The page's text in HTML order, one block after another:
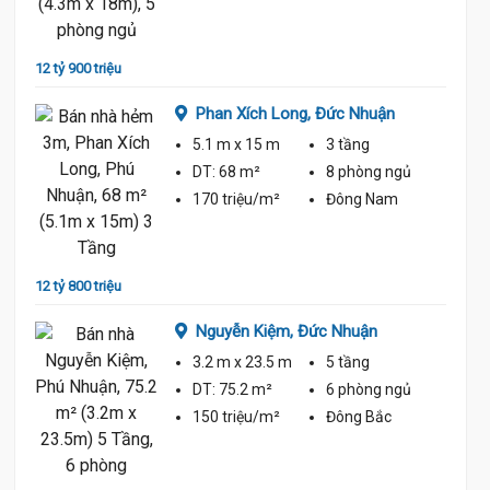
12.8 Tỷ
12 tỷ 900 triệu
12 tỷ 800 triệu
Phan Xích Long, Đức Nhuận
5.1 m x 15 m
3 tầng
DT: 68 m² 8 phòng ngủ
170 triệu/m²
Đông Nam
Nguyễn Kiệm, Đức Nhuận
3.2 m x 23.5 m
5 tầng
DT: 75.2 m² 6 phòng ngủ
150 triệu/m²
Đông Bắc